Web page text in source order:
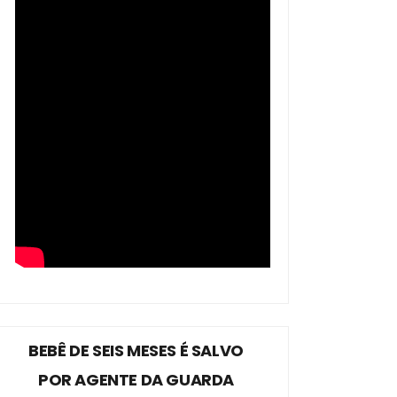
BEBÊ DE SEIS MESES É SALVO
POR AGENTE DA GUARDA